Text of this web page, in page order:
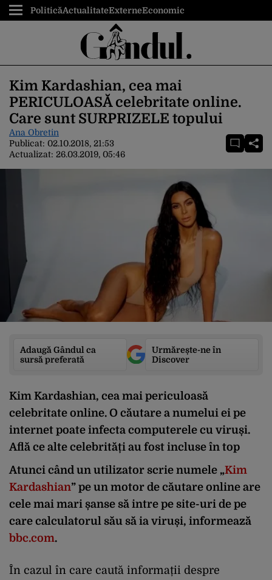
PoliticăActualitateExterneEconomic
Kim Kardashian, cea mai
PERICULOASĂ celebritate online.
Care sunt SURPRIZELE topului
Ana Obretin
Publicat: 02.10.2018, 21:53
Actualizat: 26.03.2019, 05:46
Adaugă Gândul ca
sursă preferată
Urmărește-ne în
Discover
Kim Kardashian, cea mai periculoasă
celebritate online. O căutare a numelui ei pe
internet poate infecta computerele cu viruși.
Află ce alte celebrități au fost incluse în top
Atunci când un utilizator scrie numele „Kim
Kardashian” pe un motor de căutare online are
cele mai mari șanse să intre pe site-uri de pe
care calculatorul său să ia viruși, informează
bbc.com.
În cazul în care caută informații despre